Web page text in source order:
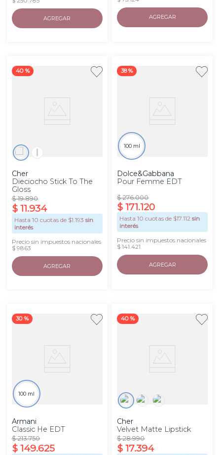
AGREGAR AGREGAR
40 %
Cher
Dieciocho Stick To The
Gloss
$ 19.890
$ 11.934
Hasta 10 cuotas de $1.193 sin
interés
Precio sin impuestos nacionales
$ 9863
AGREGAR
38 %
100 ml
Dolce&Gabbana
Pour Femme EDT
$ 276.000
$ 171.120
Hasta10 cuotas de $17.112 sin
interés
Precio sin impuestos nacionales
$ 141.421
AGREGAR
30 %
100 ml
Armani
Classic He EDT
$ 213.750
$ 149.625
40 %
Cher
Velvet Matte Lipstick
$ 28.990
$ 17.394